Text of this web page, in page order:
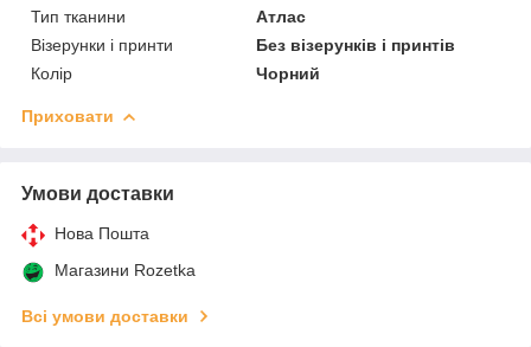
Тип тканини
Атлас
Візерунки і принти
Без візерунків і принтів
Колір
Чорний
Приховати
Умови доставки
Нова Пошта
Магазини Rozetka
Всі умови доставки